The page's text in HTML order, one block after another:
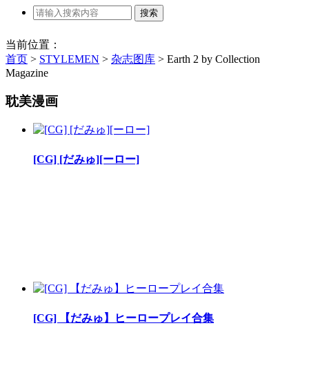
当前位置：
首页 > STYLEMEN > 杂志图库 > Earth 2 by Collection
Magazine
耽美漫画
[CG] [だみゅ][ーロー]
[CG] 【だみゅ】ヒーロープレイ合集